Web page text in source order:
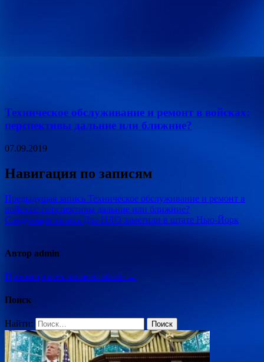
Техническое обслуживание и ремонт в войсках:
перспективы дальние или ближние?
07.09.2019
Навигация по записям
Предыдущая запись Техническое обслуживание и ремонт в
войсках: перспективы дальние или ближние?
Следующая запись Два НЛО заметили в штате Нью-Йорк
Автор admin
Просмотр всех записей admin →
Поиск
Найти: